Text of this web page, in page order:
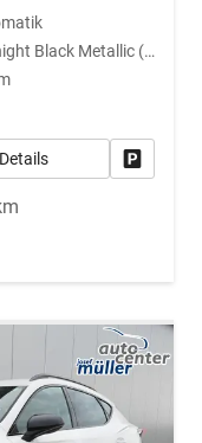
Midnight Black Metallic (0E)
Details